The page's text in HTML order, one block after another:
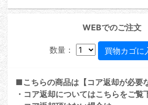
WEBでのご注文
数量：
■こちらの商品は【コア返却が必要
・コア返却についてはこちらをご覧